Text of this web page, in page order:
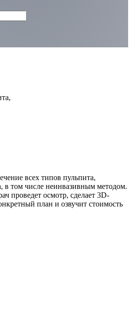
всех типов пульпита,
в том числе неинвазивным методом.
проведет осмотр, сделает 3D-
план и озвучит стоимость